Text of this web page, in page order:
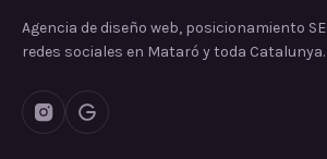
Agencia de diseño web, posicionamiento
redes sociales en Mataró y toda Catalunya.